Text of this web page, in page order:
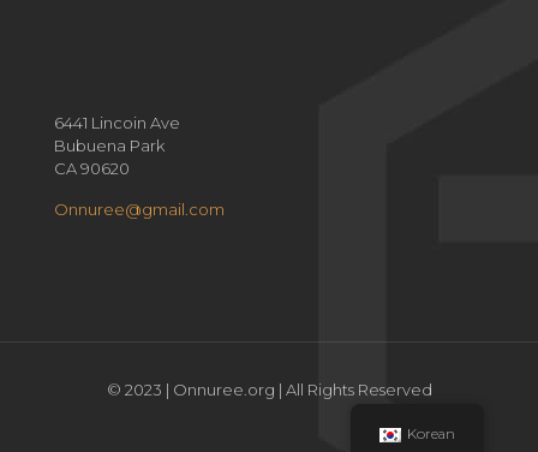
6441 Lincoin Ave
Bubuena Park
CA 90620
Onnuree@gmail.com
© 2023 | Onnuree.org | All Rights Reserved
Korean